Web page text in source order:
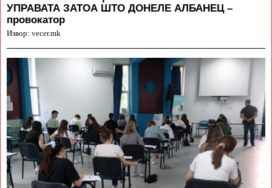
УПРАВАТА ЗАТОА ШТО ДОНЕЛЕ АЛБАНЕЦ –
провокатор
Извор: vecer.mk